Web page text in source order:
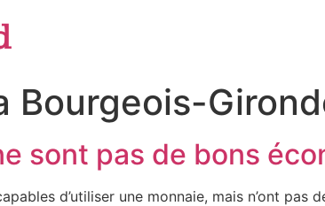
Bourgeois-
sont pas de bons
d’utiliser une monnaie, mais n’ont pas